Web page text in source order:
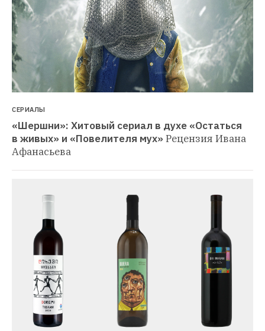
СЕРИАЛЫ
«Шершни»: Хитовый сериал в духе «Остаться
в живых» и «Повелителя мух» Рецензия Ивана
Афанасьева